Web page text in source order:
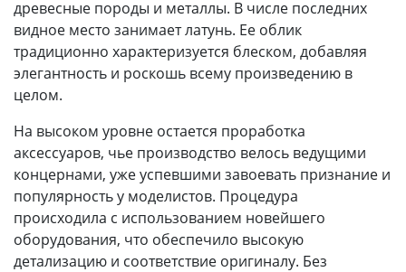
древесные породы и металлы. В числе последних
видное место занимает латунь. Ее облик
традиционно характеризуется блеском, добавляя
элегантность и роскошь всему произведению в
целом.
На высоком уровне остается проработка
аксессуаров, чье производство велось ведущими
концернами, уже успевшими завоевать признание и
популярность у моделистов. Процедура
происходила с использованием новейшего
оборудования, что обеспечило высокую
детализацию и соответствие оригиналу. Без